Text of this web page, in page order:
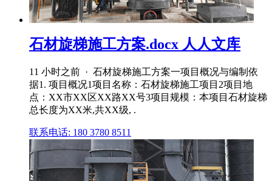
石材旋梯施工方案.docx 人人文库
11 小时之前 · 石材旋梯施工方案一项目概况与编制依
据1. 项目概况1项目名称：石材旋梯施工项目2项目地
点：XX市XX区XX路XX号3项目规模：本项目石材旋梯
总长度为XX米,共XX级, .
联系电话: 180 3780 8511